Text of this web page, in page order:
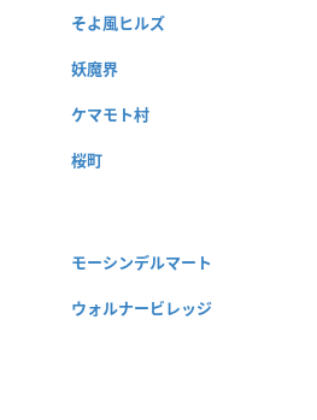
そよ風ヒルズ
妖魔界
ケマモト村
桜町
モーシンデルマート
ウォルナービレッジ